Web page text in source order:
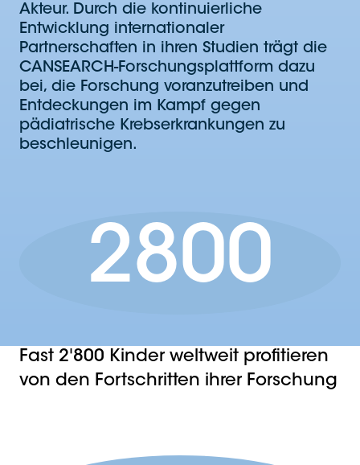
Akteur. Durch die kontinuierliche
Entwicklung internationaler
Partnerschaften in ihren Studien trägt die
CANSEARCH-Forschungsplattform dazu
bei, die Forschung voranzutreiben und
Entdeckungen im Kampf gegen
pädiatrische Krebserkrankungen zu
beschleunigen.
2800
Fast 2'800 Kinder weltweit profitieren
von den Fortschritten ihrer Forschung